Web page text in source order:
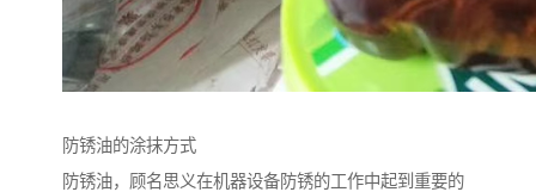
防锈油的涂抹方式
防锈油，顾名思义在机器设备防锈的工作中起到重要的